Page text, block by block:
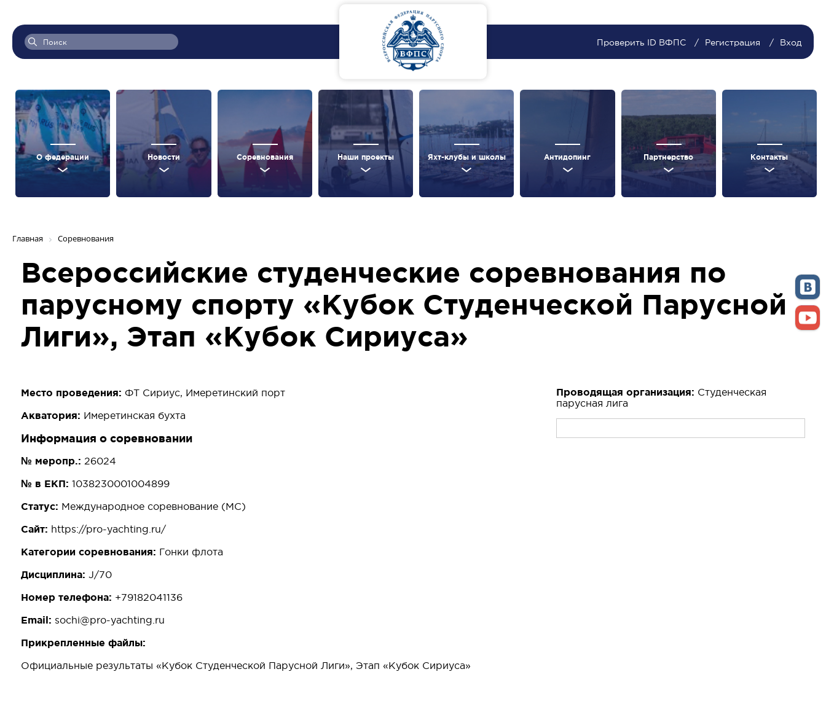
Проверить ID ВФПС Регистрация Вход
О федерации Новости Соревнования Наши проекты Яхт-клубы и школы Антидопинг Партнерство Контакты
Главная Соревнования
Всероссийские студенческие соревнования по
парусному спорту «Кубок Студенческой Парусной
Лиги», Этап «Кубок Сириуса»
Место проведения: ФТ Сириус, Имеретинский порт
Акватория: Имеретинская бухта
Информация о соревновании
№ меропр.: 26024
№ в ЕКП: 1038230001004899
Статус: Международное соревнование (МС)
Сайт: https://pro-yachting.ru/
Категории соревнования: Гонки флота
Дисциплина: J/70
Номер телефона: +79182041136
Email: sochi@pro-yachting.ru
Прикрепленные файлы:
Официальные результаты «Кубок Студенческой Парусной Лиги», Этап «Кубок Сириуса»
Проводящая организация: Студенческая
парусная лига